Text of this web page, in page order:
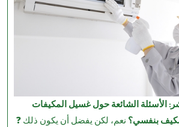
الأسئلة الشائعة حول غسيل المكيفات
❓
بنفسي؟ نعم، لكن يفضل أن يكون ذلك